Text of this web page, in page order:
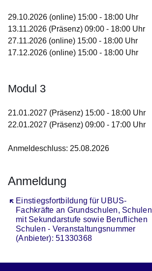
29.10.2026 (online) 15:00 - 18:00 Uhr
13.11.2026 (Präsenz) 09:00 - 18:00 Uhr
27.11.2026 (online) 15:00 - 18:00 Uhr
17.12.2026 (online) 15:00 - 18:00 Uhr
Modul 3
21.01.2027 (Präsenz) 15:00 - 18:00 Uhr
22.01.2027 (Präsenz) 09:00 - 17:00 Uhr
Anmeldeschluss: 25.08.2026
Anmeldung
Einstiegsfortbildung für UBUS-
Fachkräfte an Grundschulen, Schulen
mit Sekundarstufe sowie Beruflichen
Schulen - Veranstaltungsnummer
(Anbieter): 51330368
Öffnet sich in einem neuen Fenster